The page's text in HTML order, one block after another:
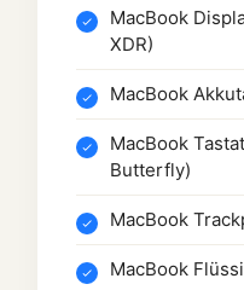
MacBook
XDR)
MacBook
MacBook
Butterfly)
MacBook
MacBook